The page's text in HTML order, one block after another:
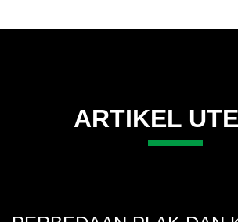
ARTIKEL